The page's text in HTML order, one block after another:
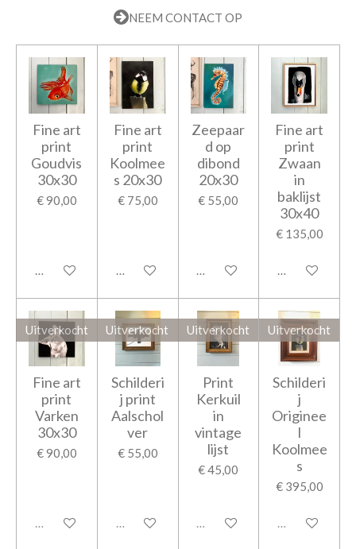
NEEM CONTACT OP
Fine art
print
Goudvis
30x30
€ 90,00
In winkelwagen
Fine art
print
Koolmee
s 20x30
€ 75,00
In winkelwagen
Zeepaar
d op
dibond
20x30
€ 55,00
In winkelwagen
Fine art
print
Zwaan
in
baklijst
30x40
€ 135,00
In
Uitverkocht
Fine art
print
Varken
30x30
€ 90,00
Uitverkocht
Uitverkocht
Schilderi
j print
Aalschol
ver
€ 55,00
Uitverkocht
Uitverkocht
Print
Kerkuil
in
vintage
lijst
€ 45,00
Uitverkocht
Uitverkocht
Schilderi
j
Originee
l
Koolmee
s
€ 395,00
Uitverkocht